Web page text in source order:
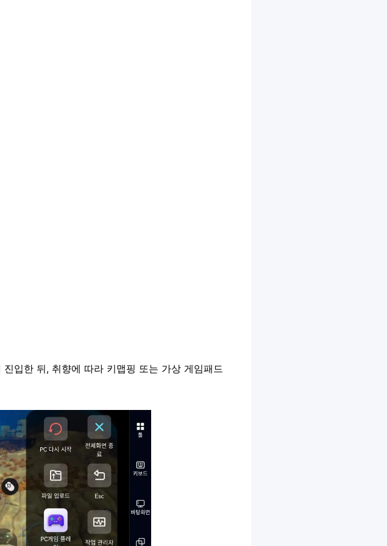
입한 뒤, 취향에 따라 키맵핑 또는 가상 게임패드